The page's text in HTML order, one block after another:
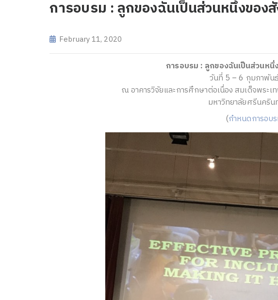
การอบรม : ลูกของฉันเป็นส่วนหนึ่งของ
February 11, 2020
การอบรม : ลูกของฉันเป็นส่วนห
วันที่ 5 – 6 กุมภาพัน
ณ อาคารวิจัยและการศึกษาต่อเนื่อง สมเด็จพระเ
มหาวิทยาลัยศรีนคริน
(กำหนดการอบ